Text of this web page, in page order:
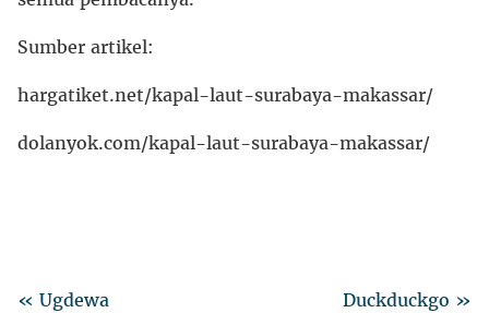
Sumber artikel:
hargatiket.net/kapal-laut-surabaya-makassar/
dolanyok.com/kapal-laut-surabaya-makassar/
Duckduckgo »
« Ugdewa